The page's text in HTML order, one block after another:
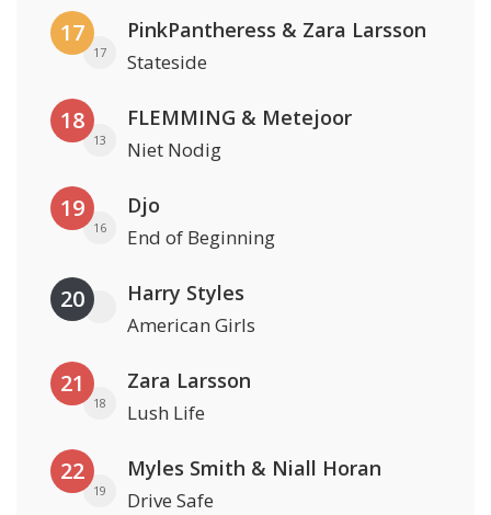
17
17
PinkPantheress & Zara Larsson
Stateside
18
13
FLEMMING & Metejoor
Niet Nodig
19
16
Djo
End of Beginning
20 Harry Styles
American Girls
21
18
Zara Larsson
Lush Life
22
19
Myles Smith & Niall Horan
Drive Safe